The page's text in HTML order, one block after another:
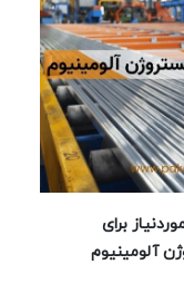
برای
آلومینیوم